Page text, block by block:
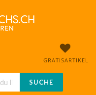
GRATISARTIKEL
SUCHE